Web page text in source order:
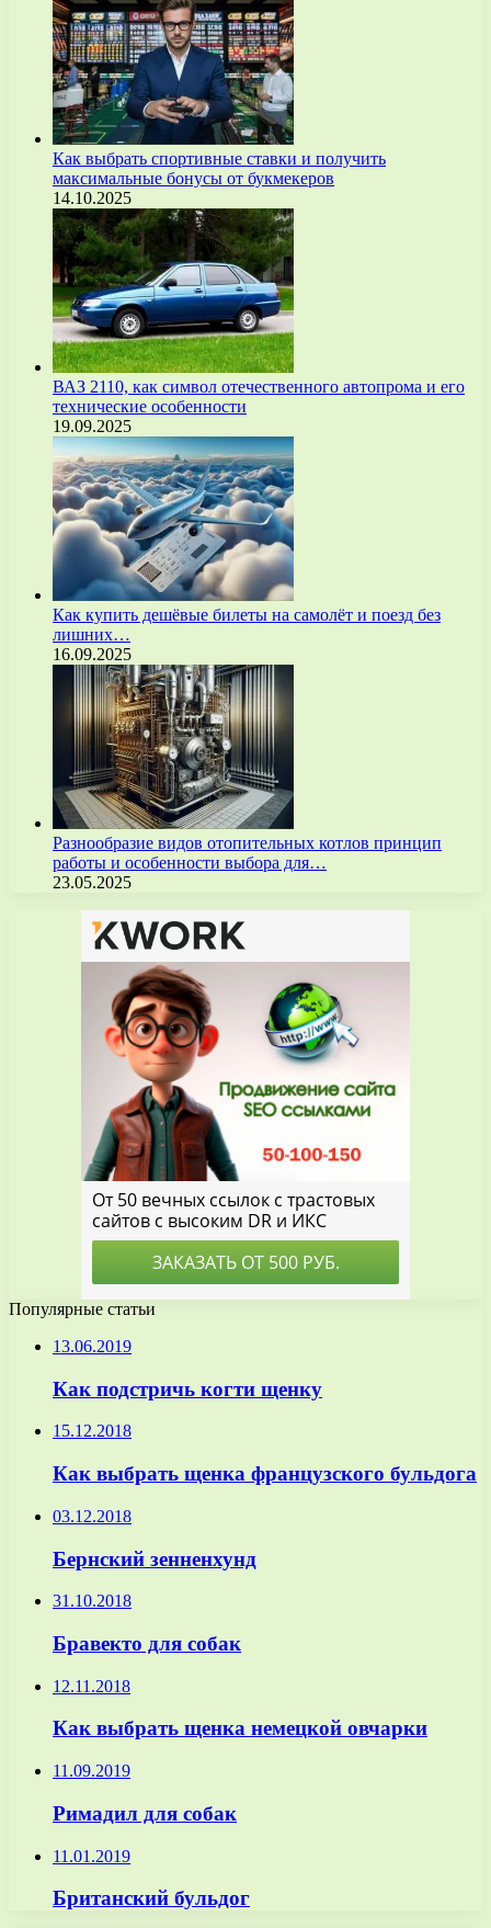
Как выбрать спортивные ставки и получить
максимальные бонусы от букмекеров
14.10.2025
ВАЗ 2110, как символ отечественного автопрома и его
технические особенности
19.09.2025
Как купить дешёвые билеты на самолёт и поезд без
лишних…
16.09.2025
Разнообразие видов отопительных котлов принцип
работы и особенности выбора для…
23.05.2025
Популярные статьи
13.06.2019
Как подстричь когти щенку
15.12.2018
Как выбрать щенка французского бульдога
03.12.2018
Бернский зенненхунд
31.10.2018
Бравекто для собак
12.11.2018
Как выбрать щенка немецкой овчарки
11.09.2019
Римадил для собак
11.01.2019
Британский бульдог